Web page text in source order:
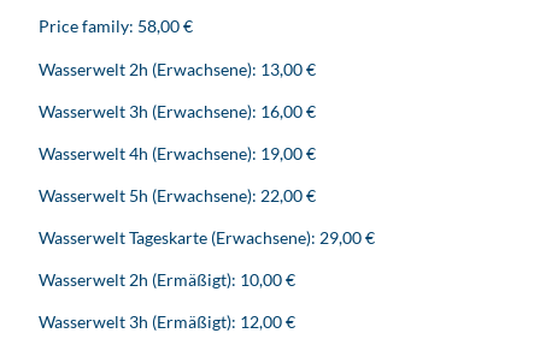
Price family: 58,00 €
Wasserwelt 2h (Erwachsene): 13,00 €
Wasserwelt 3h (Erwachsene): 16,00 €
Wasserwelt 4h (Erwachsene): 19,00 €
Wasserwelt 5h (Erwachsene): 22,00 €
Wasserwelt Tageskarte (Erwachsene): 29,00 €
Wasserwelt 2h (Ermäßigt): 10,00 €
Wasserwelt 3h (Ermäßigt): 12,00 €